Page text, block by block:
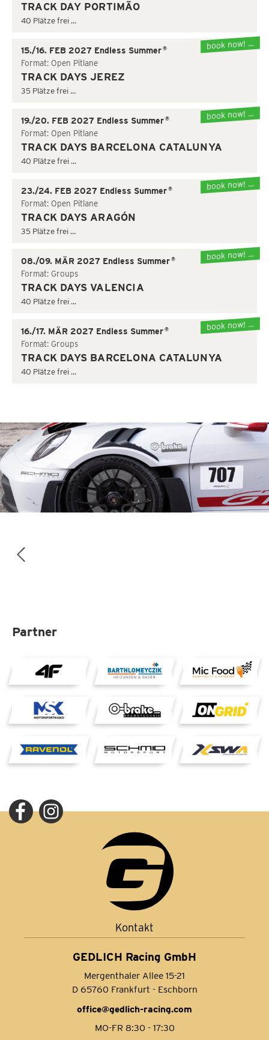
TRACK DAY PORTIMÃO
40 Plätze frei ...
book now! …
15./16. FEB 2027 Endless Summer ®
Format: Open Pitlane
TRACK DAYS JEREZ
35 Plätze frei ...
book now! …
19./20. FEB 2027 Endless Summer ®
Format: Open Pitlane
TRACK DAYS BARCELONA CATALUNYA
40 Plätze frei ...
book now! …
23./24. FEB 2027 Endless Summer ®
Format: Open Pitlane
TRACK DAYS ARAGÓN
35 Plätze frei ...
book now! …
08./09. MÄR 2027 Endless Summer ®
Format: Groups
TRACK DAYS VALENCIA
40 Plätze frei ...
book now! …
16./17. MÄR 2027 Endless Summer ®
Format: Groups
TRACK DAYS BARCELONA CATALUNYA
40 Plätze frei ...
Partner
Kontakt
GEDLICH Racing GmbH
Mergenthaler Allee 15-21
D 65760 Frankfurt - Eschborn
office@gedlich-racing.com
MO-FR 8:30 - 17:30